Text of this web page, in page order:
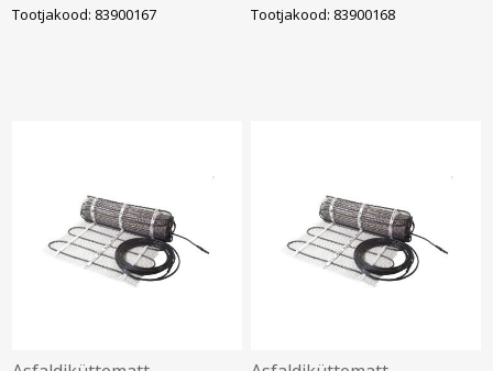
400V 0,75 x 4,8m, DEVI
Tootjakood: 83900167
400V 0,75 x 8m, DEVI
Tootjakood: 83900168